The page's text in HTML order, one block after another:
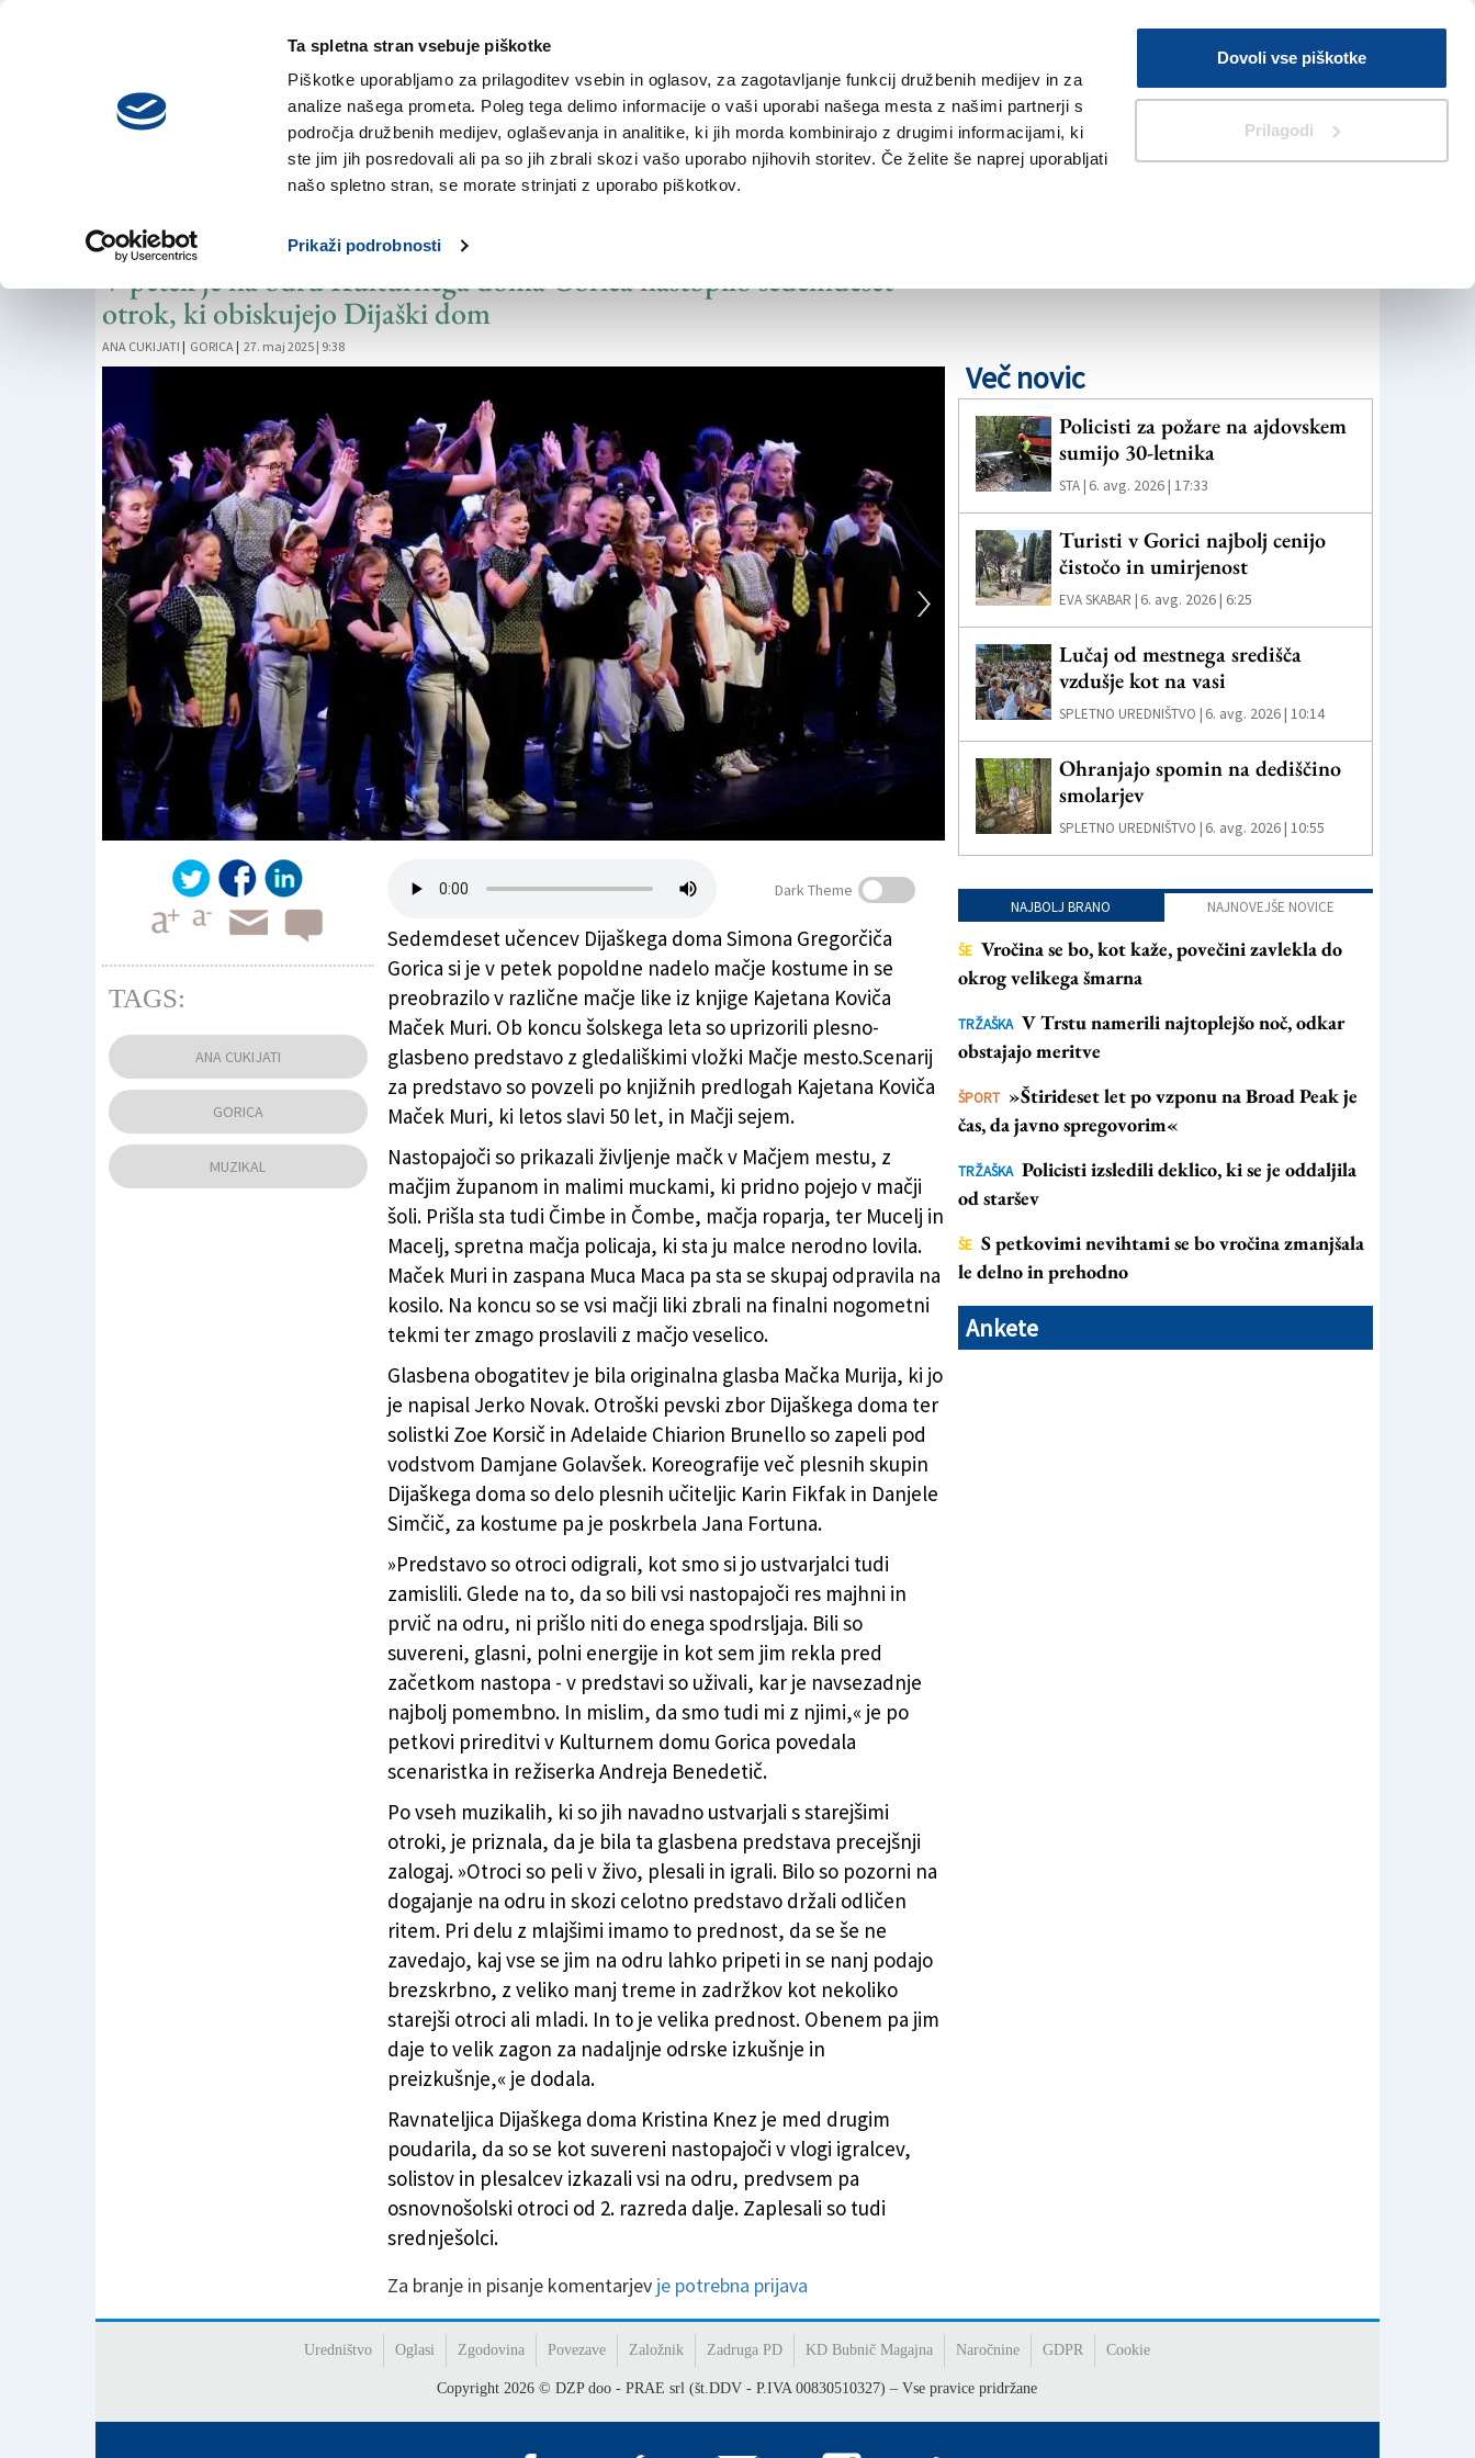
Ta spletna stran vsebuje piškotke
Piškotke uporabljamo za prilagoditev vsebin in oglasov, za zagotavljanje funkcij družbenih medijev in za
analize našega prometa. Poleg tega delimo informacije o vaši uporabi našega mesta z našimi partnerji s
področja družbenih medijev, oglaševanja in analitike, ki jih morda kombinirajo z drugimi informacijami, ki
ste jim jih posredovali ali pa so jih zbrali skozi vašo uporabo njihovih storitev. Če želite še naprej uporabljati
našo spletno stran, se morate strinjati z uporabo piškotkov.
Prikaži podrobnosti
Dovoli vse piškotke
Prilagodi
četrtek,
6. avgusta 2026
V Kioskih
Iskanje
NOVICE TRŽAŠKA GORIŠKA KULTURA ŠPORT ŠE
Zaključek z mačjo veselico
V petek je na odru Kulturnega doma Gorica nastopilo sedemdeset
otrok, ki obiskujejo Dijaški dom
ANA CUKIJATI | GORICA | 27. maj 2025 | 9:38
Plesno-glasbena predstava z gledališkimi vložki Mačje mesto (BUMBACA)
Dark Theme
Sedemdeset učencev Dijaškega doma Simona Gregorčiča
Gorica si je v petek popoldne nadelo mačje kostume in se
preobrazilo v različne mačje like iz knjige Kajetana Koviča
Maček Muri. Ob koncu šolskega leta so uprizorili plesno-
glasbeno predstavo z gledališkimi vložki Mačje mesto.Scenarij
za predstavo so povzeli po knjižnih predlogah Kajetana Koviča
Maček Muri, ki letos slavi 50 let, in Mačji sejem.
Nastopajoči so prikazali življenje mačk v Mačjem mestu, z
mačjim županom in malimi muckami, ki pridno pojejo v mačji
šoli. Prišla sta tudi Čimbe in Čombe, mačja roparja, ter Mucelj in
Macelj, spretna mačja policaja, ki sta ju malce nerodno lovila.
Maček Muri in zaspana Muca Maca pa sta se skupaj odpravila na
kosilo. Na koncu so se vsi mačji liki zbrali na finalni nogometni
tekmi ter zmago proslavili z mačjo veselico.
Glasbena obogatitev je bila originalna glasba Mačka Murija, ki jo
je napisal Jerko Novak. Otroški pevski zbor Dijaškega doma ter
solistki Zoe Korsič in Adelaide Chiarion Brunello so zapeli pod
vodstvom Damjane Golavšek. Koreografije več plesnih skupin
Dijaškega doma so delo plesnih učiteljic Karin Fikfak in Danjele
Simčič, za kostume pa je poskrbela Jana Fortuna.
»Predstavo so otroci odigrali, kot smo si jo ustvarjalci tudi
zamislili. Glede na to, da so bili vsi nastopajoči res majhni in
prvič na odru, ni prišlo niti do enega spodrsljaja. Bili so
suvereni, glasni, polni energije in kot sem jim rekla pred
začetkom nastopa - v predstavi so uživali, kar je navsezadnje
najbolj pomembno. In mislim, da smo tudi mi z njimi,« je po
petkovi prireditvi v Kulturnem domu Gorica povedala
scenaristka in režiserka Andreja Benedetič.
Po vseh muzikalih, ki so jih navadno ustvarjali s starejšimi
otroki, je priznala, da je bila ta glasbena predstava precejšnji
zalogaj. »Otroci so peli v živo, plesali in igrali. Bilo so pozorni na
dogajanje na odru in skozi celotno predstavo držali odličen
ritem. Pri delu z mlajšimi imamo to prednost, da se še ne
zavedajo, kaj vse se jim na odru lahko pripeti in se nanj podajo
brezskrbno, z veliko manj treme in zadržkov kot nekoliko
starejši otroci ali mladi. In to je velika prednost. Obenem pa jim
daje to velik zagon za nadaljnje odrske izkušnje in
preizkušnje,« je dodala.
Ravnateljica Dijaškega doma Kristina Knez je med drugim
poudarila, da so se kot suvereni nastopajoči v vlogi igralcev,
solistov in plesalcev izkazali vsi na odru, predvsem pa
osnovnošolski otroci od 2. razreda dalje. Zaplesali so tudi
srednješolci.
Za branje in pisanje komentarjev je potrebna prijava
TAGS:
ANA CUKIJATI
GORICA
MUZIKAL
Več novic
Policisti za požare na ajdovskem
sumijo 30-letnika
STA | 6. avg. 2026 | 17:33
Turisti v Gorici najbolj cenijo
čistočo in umirjenost
EVA SKABAR | 6. avg. 2026 | 6:25
Lučaj od mestnega središča
vzdušje kot na vasi
SPLETNO UREDNIŠTVO | 6. avg. 2026 | 10:14
Ohranjajo spomin na dediščino
smolarjev
SPLETNO UREDNIŠTVO | 6. avg. 2026 | 10:55
NAJBOLJ BRANO NAJNOVEJŠE NOVICE
ŠE Vročina se bo, kot kaže, povečini zavlekla do
okrog velikega šmarna
TRŽAŠKA V Trstu namerili najtoplejšo noč, odkar
obstajajo meritve
ŠPORT »Štirideset let po vzponu na Broad Peak je
čas, da javno spregovorim«
TRŽAŠKA Policisti izsledili deklico, ki se je oddaljila
od staršev
ŠE S petkovimi nevihtami se bo vročina zmanjšala
le delno in prehodno
Ankete
Uredništvo Oglasi Zgodovina Povezave Založnik Zadruga PD KD Bubnič Magajna Naročnine GDPR Cookie
Copyright2026 © DZP doo - PRAE srl (št.DDV - P.IVA 00830510327) – Vse pravice pridržane